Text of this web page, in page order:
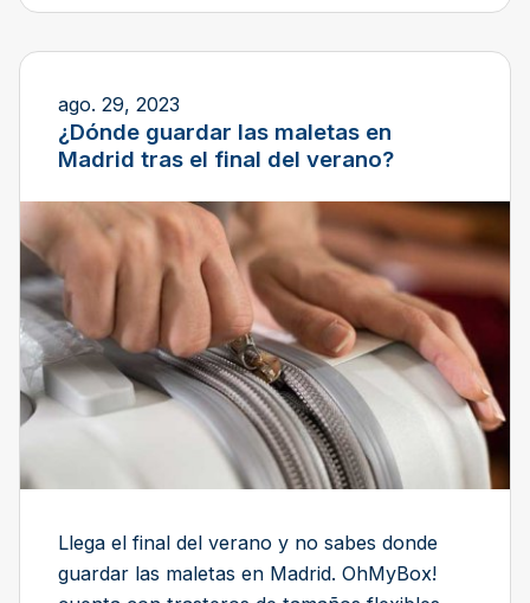
ago. 29, 2023
¿Dónde guardar las maletas en
Madrid tras el final del verano?
Llega el final del verano y no sabes donde
guardar las maletas en Madrid. OhMyBox!